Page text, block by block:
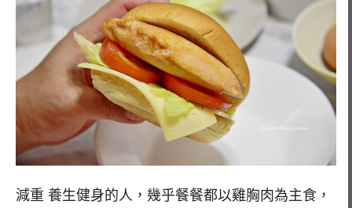
減重 養生健身的人，幾乎餐餐都以雞胸肉為主食，